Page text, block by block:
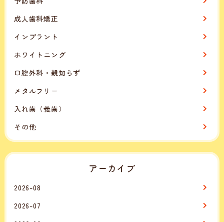
成人歯科矯正
インプラント
ホワイトニング
口腔外科・親知らず
メタルフリー
入れ歯（義歯）
その他
アーカイブ
2026-08
2026-07